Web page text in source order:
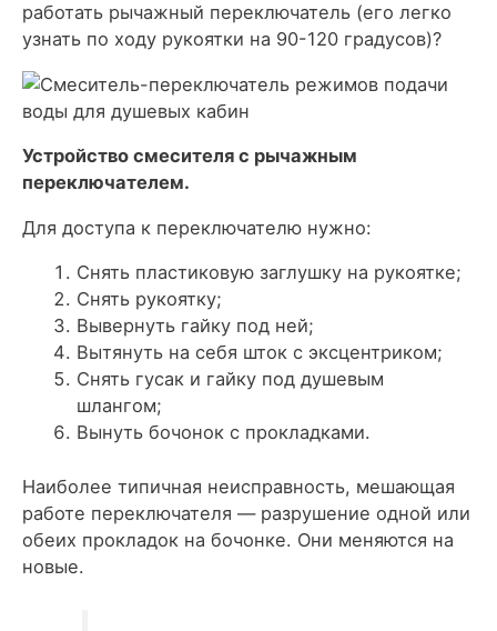
работать рычажный переключатель (его легко
узнать по ходу рукоятки на 90-120 градусов)?
Устройство смесителя с рычажным
переключателем.
Для доступа к переключателю нужно:
Снять пластиковую заглушку на рукоятке;
Снять рукоятку;
Вывернуть гайку под ней;
Вытянуть на себя шток с эксцентриком;
Снять гусак и гайку под душевым
шлангом;
Вынуть бочонок с прокладками.
Наиболее типичная неисправность, мешающая
работе переключателя — разрушение одной или
обеих прокладок на бочонке. Они меняются на
новые.